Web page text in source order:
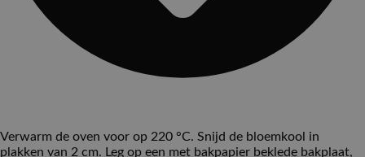
Verwarm de oven voor op 220 °C. Snijd de bloemkool in
plakken van 2 cm. Leg op een met bakpapier beklede bakplaat,